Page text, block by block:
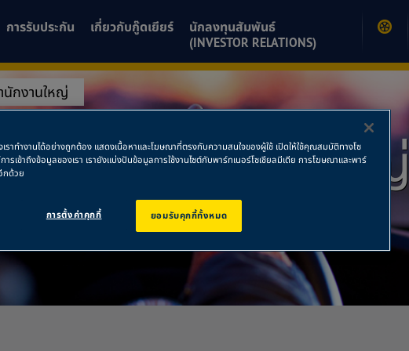
การรับประกัน เกี่ยวกับกู๊ดเยียร์
นักลงทุนสัมพันธ์
(INVESTOR RELATIONS)
นักงานใหญ่
คอัพ สำนักงานใหญ่
เราทำงานได้อย่างถูกต้อง แสดงเนื้อหาและโฆษณาที่ตรงกับความสนใจของผู้ใช้ เปิดให้ใช้คุณสมบัติทางโซ
การเข้าถึงข้อมูลของเรา เรายังแบ่งปันข้อมูลการใช้งานไซต์กับพาร์ทเนอร์โซเชียลมีเดีย การโฆษณาและพาร์
กด้วย
ยอมรับคุกกี้ทั้งหมด
การตั้งค่าคุกกี้